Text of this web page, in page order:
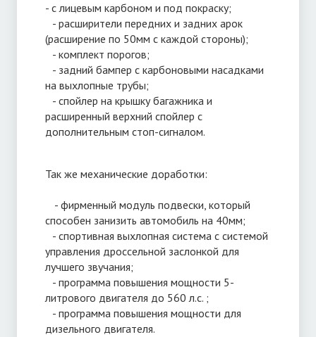
- с лицевым карбоном и под покраску;
- расширители передних и задних арок
(расширение по 50мм с каждой стороны);
- комплект порогов;
- задний бампер с карбоновыми насадками
на выхлопные трубы;
- спойлер на крышку багажника и
расширенный верхний спойлер с
дополнительным стоп-сигналом.
Так же механические доработки:
- фирменный модуль подвески, который
способен занизить автомобиль на 40мм;
- спортивная выхлопная система с системой
управления дроссельной заслонкой для
лучшего звучания;
- программа повышения мощности 5-
литрового двигателя до 560 л.с. ;
- программа повышения мощности для
дизельного двигателя.